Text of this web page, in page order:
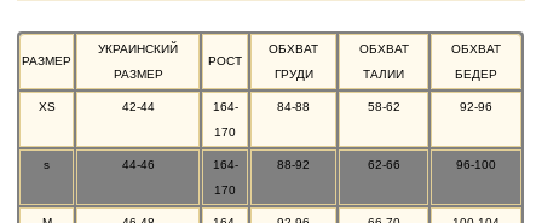
РАЗМЕР
УКРАИНСКИЙ
РАЗМЕР
РОСТ
ОБХВАТ
ГРУДИ
ОБХВАТ
ТАЛИИ
ОБХВАТ
БЕДЕР
XS 42-44
164-
170
84-88 58-62 92-96
s 44-46
164-
170
88-92 62-66 96-100